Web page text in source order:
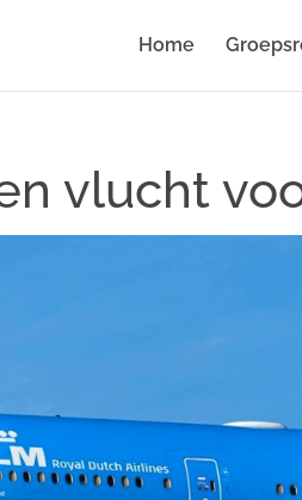
Home
vlucht